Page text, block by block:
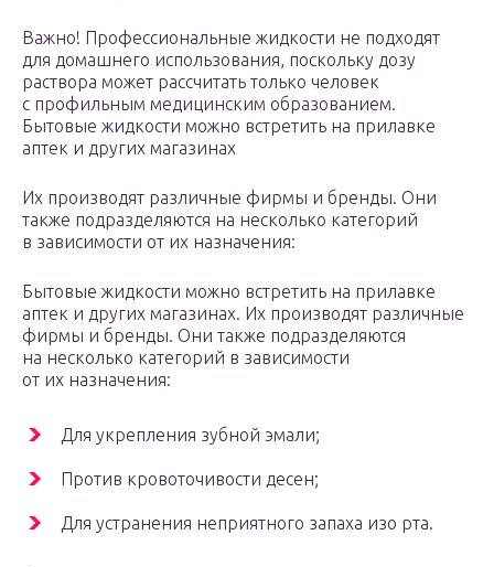
Важно! Профессиональные жидкости не подходят
для домашнего использования, поскольку дозу
раствора может рассчитать только человек
с профильным медицинским образованием.
Бытовые жидкости можно встретить на прилавке
аптек и других магазинах
Их производят различные фирмы и бренды. Они
также подразделяются на несколько категорий
в зависимости от их назначения:
Бытовые жидкости можно встретить на прилавке
аптек и других магазинах. Их производят различные
фирмы и бренды. Они также подразделяются
на несколько категорий в зависимости
от их назначения:
Для укрепления зубной эмали;
Против кровоточивости десен;
Для устранения неприятного запаха изо рта.